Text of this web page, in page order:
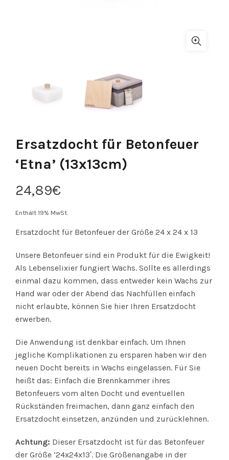
Ersatzdocht für Betonfeuer
‘Etna’ (13x13cm)
24,89€
Enthält 19% MwSt.
Ersatzdocht für Betonfeuer der Größe 24 x 24 x 13
Unsere Betonfeuer sind ein Produkt für die Ewigkeit!
Als Lebenselixier fungiert Wachs. Sollte es allerdings
einmal dazu kommen, dass entweder kein Wachs zur
Hand war oder der Abend das Nachfüllen einfach
nicht erlaubte, können Sie hier Ihren Ersatzdocht
erwerben.
Die Anwendung ist denkbar einfach. Um Ihnen
jegliche Komplikationen zu ersparen haben wir den
neuen Docht bereits in Wachs eingelassen. Für Sie
heißt das: Einfach die Brennkammer ihres
Betonfeuers vom alten Docht und eventuellen
Rückständen freimachen, dann ganz einfach den
Ersatzdocht einsetzen, anzünden und zurücklehnen.
Achtung: Dieser Ersatzdocht ist für das Betonfeuer
der Größe ’24x24x13′. Die Größenangabe in der